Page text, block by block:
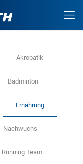
Akrobatik
Badminton
Ernährung
Nachwuchs
Running Team